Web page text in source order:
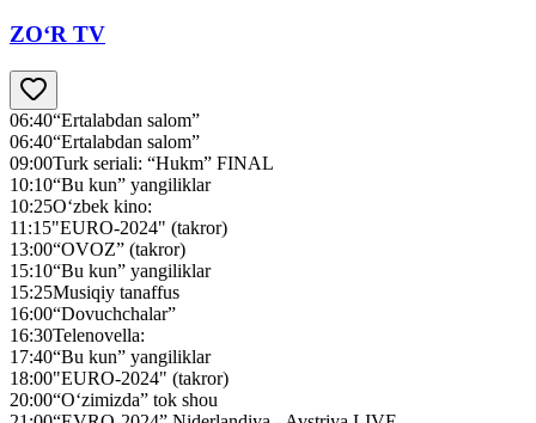
ZO‘R TV
06:40“Ertalabdan salom”
06:40“Ertalabdan salom”
09:00Turk seriali: “Hukm” FINAL
10:10“Bu kun” yangiliklar
10:25O‘zbek kino:
11:15"EURO-2024" (takror)
13:00“OVOZ” (takror)
15:10“Bu kun” yangiliklar
15:25Musiqiy tanaffus
16:00“Dovuchchalar”
16:30Telenovella:
17:40“Bu kun” yangiliklar
18:00"EURO-2024" (takror)
20:00“O‘zimizda” tok shou